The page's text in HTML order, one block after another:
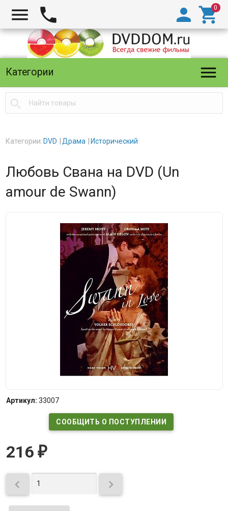
  

Категории 

Категории: DVD Драма Исторический
Любовь Свана на DVD (Un
amour de Swann)
Артикул: 33007
СООБЩИТЬ О ПОСТУПЛЕНИИ
216 ₽
 